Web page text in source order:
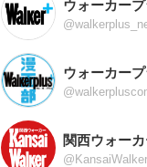
ウォーカー
ウォーカー
関西ウォー